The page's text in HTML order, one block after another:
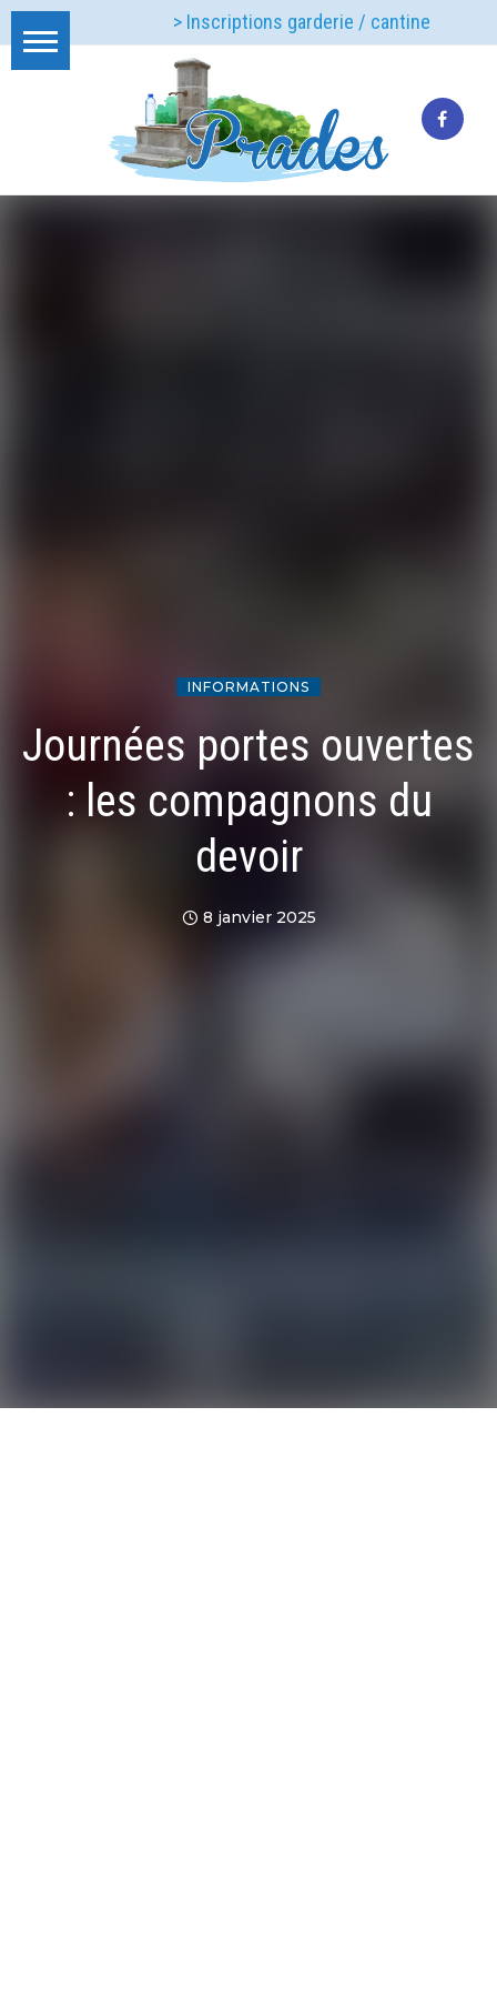
> Inscriptions garderie / cantine
INFORMATIONS
Journées portes ouvertes
: les compagnons du
devoir
8 janvier 2025